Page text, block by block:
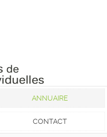
ANNUAIRE
CONTACT